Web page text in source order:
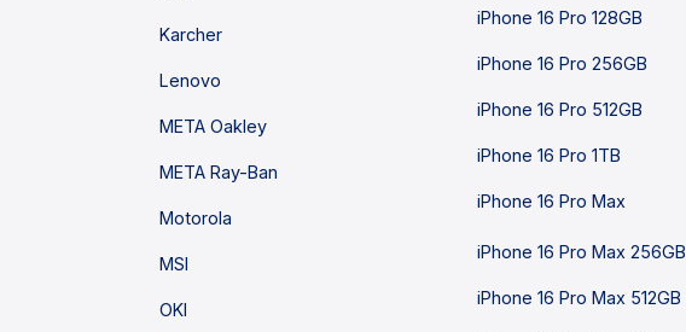
Karcher
Lenovo
META Oakley
META Ray-Ban
Motorola
MSI
OKI
iPhone 16 Pro 128GB
iPhone 16 Pro 256GB
iPhone 16 Pro 512GB
iPhone 16 Pro 1TB
iPhone 16 Pro Max
iPhone 16 Pro Max 256GB
iPhone 16 Pro Max 512GB